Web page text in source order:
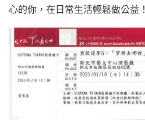
心的你，在日常生活輕鬆做公益！